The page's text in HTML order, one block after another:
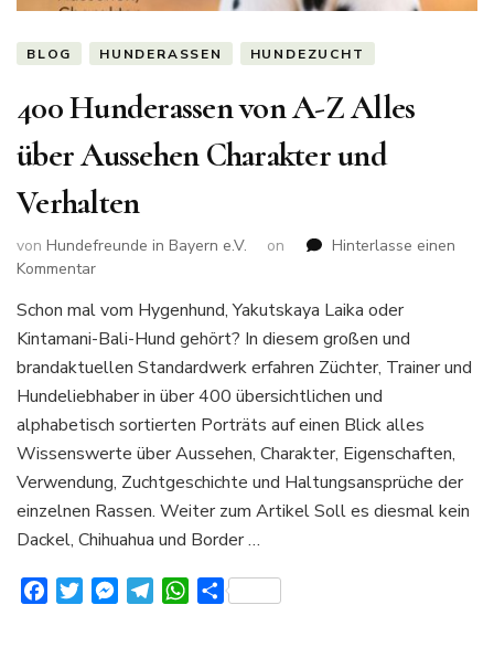
BLOG HUNDERASSEN HUNDEZUCHT
400 Hunderassen von A-Z Alles
über Aussehen Charakter und
Verhalten
von Hundefreunde in Bayern e.V. on
Hinterlasse einen
Kommentarzu
Hunderassen
von
A-
Alles
über
Aussehen
Charakter
und
Verhalten
Schon mal vom Hygenhund, Yakutskaya Laika oder
Kintamani-Bali-Hund gehört? In diesem großen und
brandaktuellen Standardwerk erfahren Züchter, Trainer und
Hundeliebhaber in über 400 übersichtlichen und
alphabetisch sortierten Porträts auf einen Blick alles
Wissenswerte über Aussehen, Charakter, Eigenschaften,
Verwendung, Zuchtgeschichte und Haltungsansprüche der
einzelnen Rassen. Weiter zum Artikel Soll es diesmal kein
Dackel, Chihuahua und Border …
FacebookTwitterMessenger
TelegramWhatsApp
Teilen